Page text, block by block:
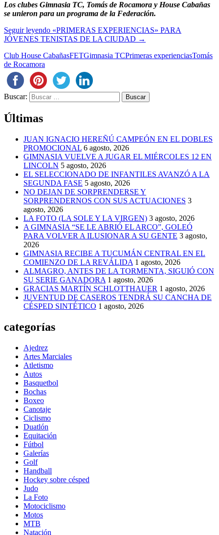
Los clubes Gimnasia TC, Tomás de Rocamora y House Cabañas
se unieron para un programa de la Federación.
Seguir leyendo «PRIMERAS EXPERIENCIAS» PARA
JÓVENES TENISTAS DE LA CIUDAD →
Club House CabañasFETGimnasia TCPrimeras experienciasTomás
de Rocamora
Buscar:
Últimas
JUAN IGNACIO HEREÑÚ CAMPEÓN EN EL DOBLES
PROMOCIONAL 6 agosto, 2026
GIMNASIA VUELVE A JUGAR EL MIÉRCOLES 12 EN
LINCOLN 5 agosto, 2026
EL SELECCIONADO DE INFANTILES AVANZÓ A LA
SEGUNDA FASE 5 agosto, 2026
NO DEJAN DE SORPRENDERSE Y
SORPRENDERNOS CON SUS ACTUACIONES 3
agosto, 2026
LA FOTO (LA SOLE Y LA VIRGEN) 3 agosto, 2026
A GIMNASIA “SE LE ABRIÓ EL ARCO”, GOLEÓ
PARA VOLVER A ILUSIONAR A SU GENTE 3 agosto,
2026
GIMNASIA RECIBE A TUCUMÁN CENTRAL EN EL
COMIENZO DE LA REVÁLIDA 1 agosto, 2026
ALMAGRO, ANTES DE LA TORMENTA, SIGUIÓ CON
SU SERIE GANADORA 1 agosto, 2026
GRACIAS MARTÍN SCHLOTTHAUER 1 agosto, 2026
JUVENTUD DE CASEROS TENDRÁ SU CANCHA DE
CÉSPED SINTÉTICO 1 agosto, 2026
categorías
Ajedrez
Artes Marciales
Atletismo
Autos
Basquetbol
Bochas
Boxeo
Canotaje
Ciclismo
Duatlón
Equitación
Fútbol
Galerías
Golf
Handball
Hockey sobre césped
Judo
La Foto
Motociclismo
Motos
MTB
Natación